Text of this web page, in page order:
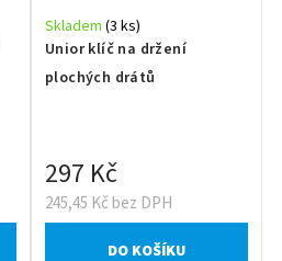
Unior klíč na držení
plochých drátů
Skladem (3 ks)
245,45 Kč bez DPH
297 Kč
DO KOŠÍKU